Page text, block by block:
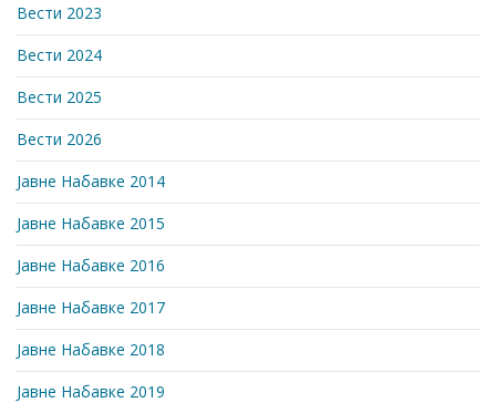
Вести 2023
Вести 2024
Вести 2025
Вести 2026
Јавне Набавке 2014
Јавне Набавке 2015
Јавне Набавке 2016
Јавне Набавке 2017
Јавне Набавке 2018
Јавне Набавке 2019